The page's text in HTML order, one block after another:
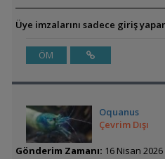
Üye imzalarını sadece giriş
ÖM
Oquanus
Çevrim Dışı
Gönderim Zamanı: 16 Nisan 2026